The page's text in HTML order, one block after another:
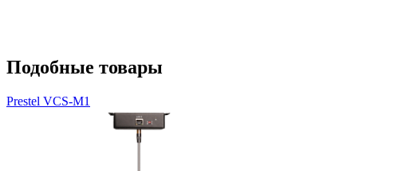
Подобные товары
Prestel VCS-M1